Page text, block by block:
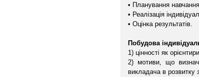
• Планування
• Реалізація
• Оцінка результатів.
Побудова
1) цінності як
2) мотиви, що
викладача в розвитку